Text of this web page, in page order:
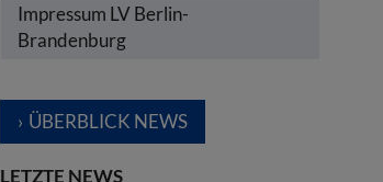
Impressum LV Berlin-
Brandenburg
ÜBERBLICK NEWS
LETZTE NEWS